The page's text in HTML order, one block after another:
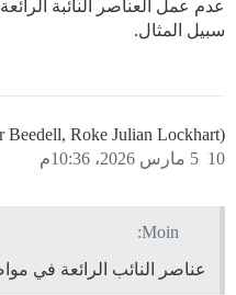
عدم عمل العناصر النائبة
سبيل المثال.
Beedell, Roke Julian Lockhart)
5 مارس 2026، 10:36م 10
Moin:
عناصر النائب الرائعة في